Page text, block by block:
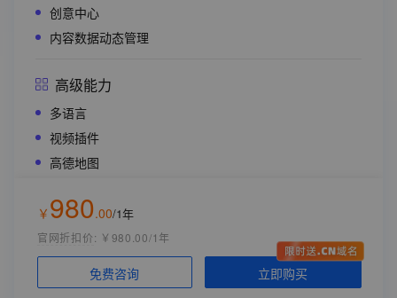
备案服务码
赠送灵感值
软件版本
轻量版（Lite）
部署节点
中国内地
购买时长
1年
创意中心
内容数据动态管理
高级能力
多语言
视频插件
高德地图
支付插件
云资源配置 （统一配置，无需单独购买）
数据库空间1GB（表数量30张，单表10万行）
￥ 980.00/1年
官网折扣价: ￥980.00/1年
免费咨询 立即购买